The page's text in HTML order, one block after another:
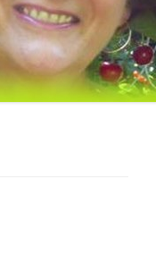
HÁLA MINDENÉRT. KOMOLYAN.
FELEMELŐ
PÉNZTÁRCA